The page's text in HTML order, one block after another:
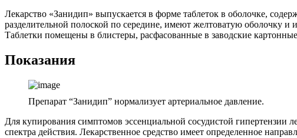
Лекарство «Занидип» выпускается в форме таблеток в оболочке,
разделительной полоской по середине, имеют желтоватую оболочку
Таблетки помещены в блистеры, расфасованные в заводские
Показания
Препарат “Занидип” нормализует артериальное давление.
Для купирования симптомов эссенциальной сосудистой гипертензии
спектра действия. Лекарственное средство имеет определенное